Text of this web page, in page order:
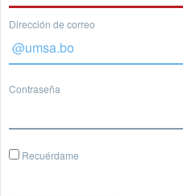
Dirección de correo
Contraseña
Recuérdame